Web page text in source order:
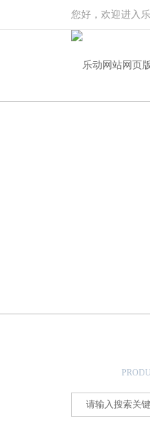
您好，欢迎进入